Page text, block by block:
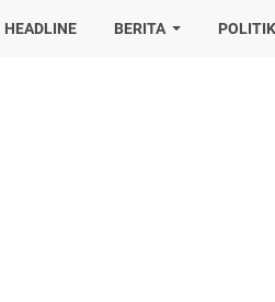
HEADLINE BERITA POLITIK